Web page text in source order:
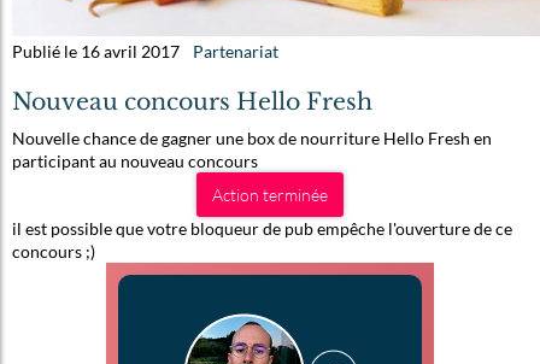
Publié le 16 avril 2017 Partenariat
Nouveau concours Hello Fresh
Nouvelle chance de gagner une box de nourriture Hello Fresh en
participant au nouveau concours
Action terminée
il est possible que votre bloqueur de pub empêche l'ouverture de ce
concours ;)